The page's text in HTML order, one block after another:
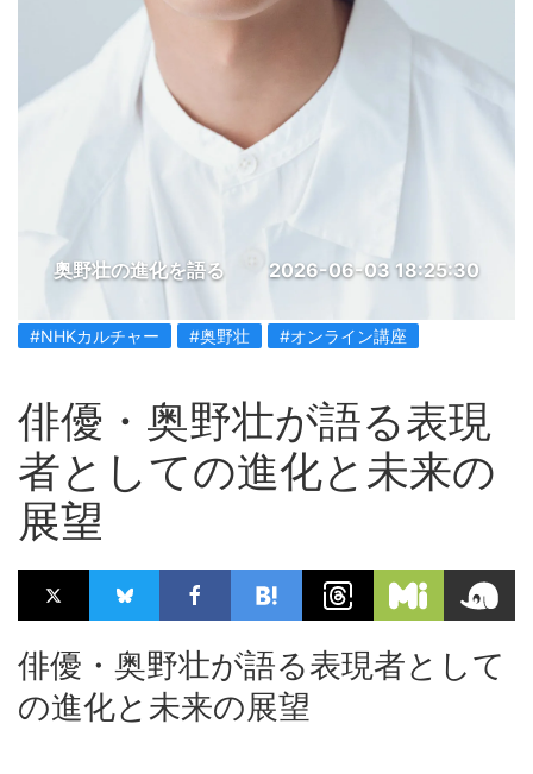
奥野壮の進化を語る 2026-06-03 18:25:30
#NHKカルチャー #奥野壮 #オンライン講座
俳優・奥野壮が語る表現
者としての進化と未来の
展望
俳優・奥野壮が語る表現者として
の進化と未来の展望